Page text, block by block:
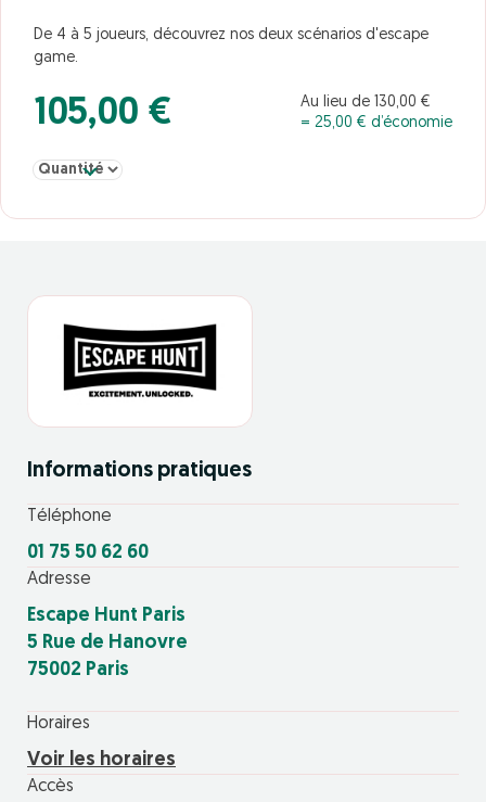
De 4 à 5 joueurs, découvrez nos deux scénarios d'escape
game.
105,00 €
Au lieu de 130,00 €
= 25,00 € d’économie
Sélectionner la quantité pour tarif unique session 4 à 5 joueurs
Informations pratiques
Téléphone
01 75 50 62 60
Adresse
Escape Hunt Paris
5 Rue de Hanovre
75002 Paris
Horaires
Voir les horaires
Accès